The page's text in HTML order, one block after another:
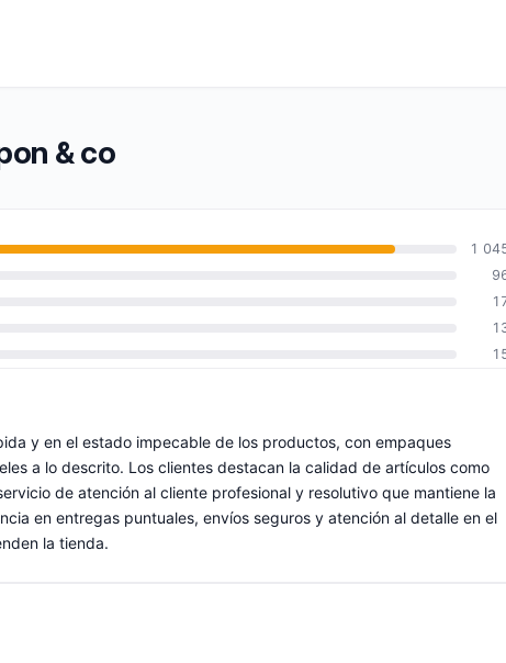
& co
1
y en el estado impecable de los productos, con empaques
a lo descrito. Los clientes destacan la calidad de artículos como
de atención al cliente profesional y resolutivo que mantiene la
en entregas puntuales, envíos seguros y atención al detalle en el
la tienda.